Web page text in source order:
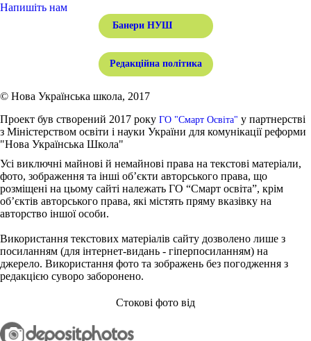
Напишіть нам
Банери НУШ
Редакційна політика
© Нова Українська школа, 2017
Проект був створений 2017 року ГО "Смарт Освіта" у партнерстві
з Міністерством освіти і науки України для комунікації реформи
"Нова Українська Школа"
Усі виключні майнові й немайнові права на текстові матеріали,
фото, зображення та інші об’єкти авторського права, що
розміщені на цьому сайті належать ГО “Смарт освіта”, крім
об’єктів авторського права, які містять пряму вказівку на
авторство іншої особи.
Використання текстових матеріалів сайту дозволено лише з
посиланням (для інтернет-видань - гіперпосиланням) на
джерело. Використання фото та зображень без погодження з
редакцією суворо заборонено.
Стокові фото від